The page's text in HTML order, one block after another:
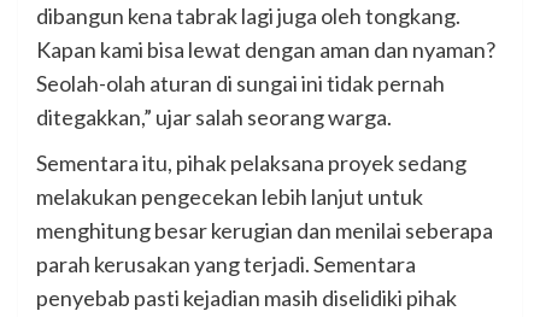
dibangun kena tabrak lagi juga oleh tongkang.
Kapan kami bisa lewat dengan aman dan nyaman?
Seolah-olah aturan di sungai ini tidak pernah
ditegakkan,” ujar salah seorang warga.
Sementara itu, pihak pelaksana proyek sedang
melakukan pengecekan lebih lanjut untuk
menghitung besar kerugian dan menilai seberapa
parah kerusakan yang terjadi. Sementara
penyebab pasti kejadian masih diselidiki pihak